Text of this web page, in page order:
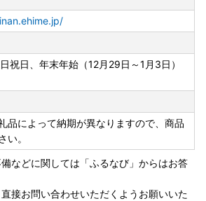
日、年末年始（12月29日～1月3日）
品によって納期が異なりますので、商品
い。
などに関しては「ふるなび」からはお答
接お問い合わせいただくようお願いいた